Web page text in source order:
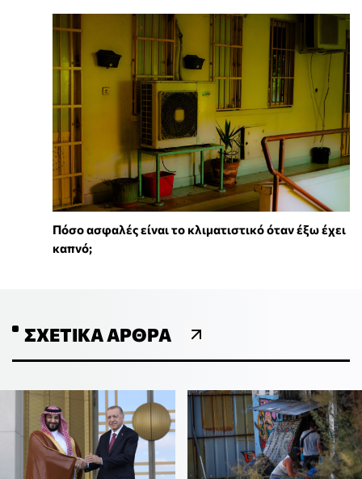
Πόσο ασφαλές είναι το κλιματιστικό όταν έξω έχει
καπνό;
ΣΧΕΤΙΚΆ ΆΡΘΡΑ